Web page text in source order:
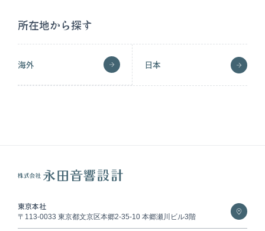
所在地から探す
海外 日本
東京本社
〒113-0033 東京都文京区本郷2-35-10 本郷瀬川ビル3階